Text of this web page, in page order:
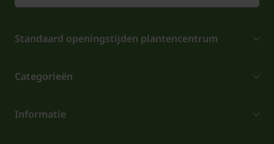
Standaard openingstijden plantencentrum
Categorieën
Informatie